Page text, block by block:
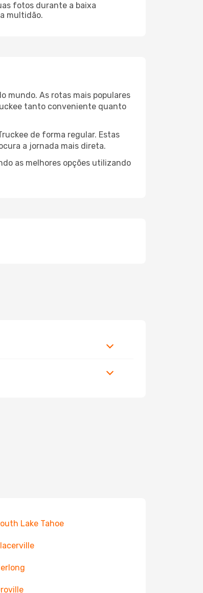
fotos durante a baixa
multidão.
mundo. As rotas mais populares
tanto conveniente quanto
de forma regular. Estas
a jornada mais direta.
as melhores opções utilizando
Lake Tahoe